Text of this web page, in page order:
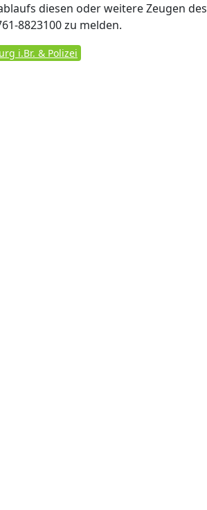
diesen oder weitere Zeugen des
8823100 zu melden.
i.Br. & Polizei